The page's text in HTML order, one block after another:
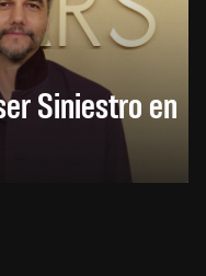
Siniestro en